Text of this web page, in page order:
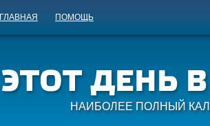
ГЛАВНАЯ ПОМОЩЬ
НАИБОЛЕЕ ПОЛНЫЙ